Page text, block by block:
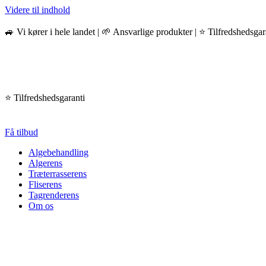
Videre til indhold
🚙 Vi kører i hele landet | 🌱 Ansvarlige produkter | ⭐️
⭐️ Tilfredshedsgaranti
Få tilbud
Algebehandling
Algerens
Træterrasserens
Fliserens
Tagrenderens
Om os